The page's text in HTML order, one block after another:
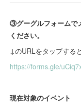
③グーグルフォームで
ください。
↓のURLをタップする
https://forms.gle/
現在対象のイベント